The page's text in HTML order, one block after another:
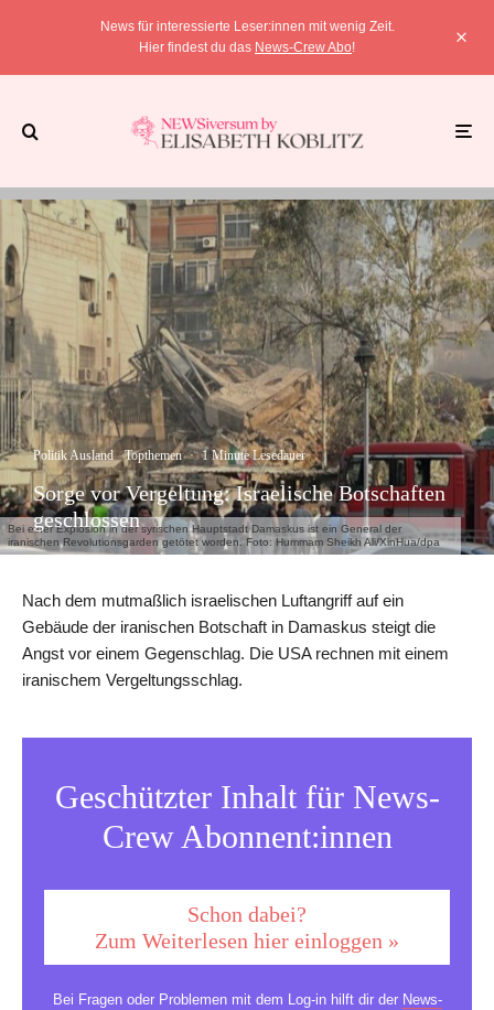
News für interessierte Leser:innen mit wenig Zeit.
Hier findest du das News-Crew Abo!
Bei einer Explosion in der syrischen Hauptstadt Damaskus ist ein General der
iranischen Revolutionsgarden getötet worden. Foto: Hummam Sheikh Ali/XinHua/dpa
Politik Ausland Topthemen · 1 Minute Lesedauer
Sorge vor Vergeltung: Israelische Botschaften
geschlossen
Nach dem mutmaßlich israelischen Luftangriff auf ein
Gebäude der iranischen Botschaft in Damaskus steigt die
Angst vor einem Gegenschlag. Die USA rechnen mit einem
iranischem Vergeltungsschlag.
Geschützter Inhalt für News-
Crew Abonnent:innen
Schon dabei?
Zum Weiterlesen hier einloggen »
Bei Fragen oder Problemen mit dem Log-in hilft dir der News-